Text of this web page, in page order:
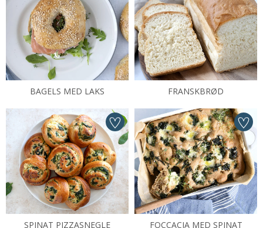
BAGELS MED LAKS FRANSKBRØD
SPINAT PIZZASNEGLE FOCCACIA MED SPINAT